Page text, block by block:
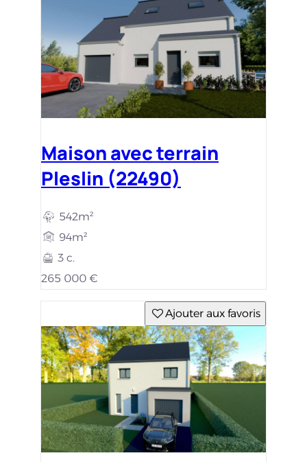
Maison avec terrain
Pleslin (22490)
542m²
94m²
3 c.
265 000 €
Ajouter aux favoris